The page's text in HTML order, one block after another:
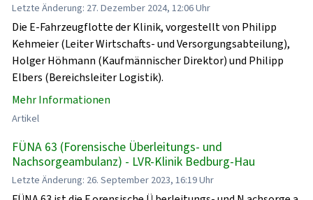
Letzte Änderung: 27. Dezember 2024, 12:06 Uhr
Die E-Fahrzeugflotte der Klinik, vorgestellt von Philipp
Kehmeier (Leiter Wirtschafts- und Versorgungsabteilung),
Holger Höhmann (Kaufmännischer Direktor) und Philipp
Elbers (Bereichsleiter Logistik).
Mehr Informationen
Artikel
FÜNA 63 (Forensische Überleitungs- und
Nachsorgeambulanz) - LVR-Klinik Bedburg-Hau
Letzte Änderung: 26. September 2023, 16:19 Uhr